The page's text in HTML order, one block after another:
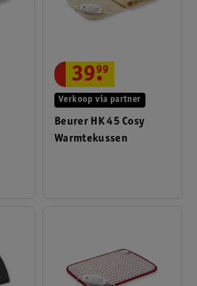
Beurer HK 45 Cosy
Warmtekussen
Verkoop via partner
39.
99